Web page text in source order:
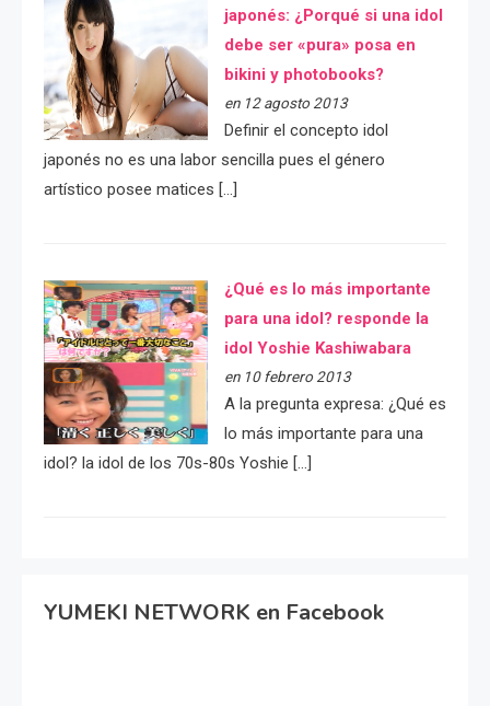
japonés: ¿Porqué si una idol
debe ser «pura» posa en
bikini y photobooks?
en 12 agosto 2013
Definir el concepto idol
japonés no es una labor sencilla pues el género
artístico posee matices […]
¿Qué es lo más importante
para una idol? responde la
idol Yoshie Kashiwabara
en 10 febrero 2013
A la pregunta expresa: ¿Qué es
lo más importante para una
idol? la idol de los 70s-80s Yoshie […]
YUMEKI NETWORK en Facebook